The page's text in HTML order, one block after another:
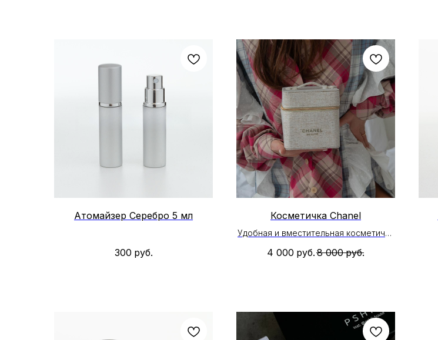
Атомайзер Серебро 5 мл
300 руб.
Косметичка Chanel
Удобная и вместительная косметичка
Внутри один большой отдел
* На раздел Accessories промокоды ,
скидки и акции не распространяются
4 000 руб. 8 000 руб.